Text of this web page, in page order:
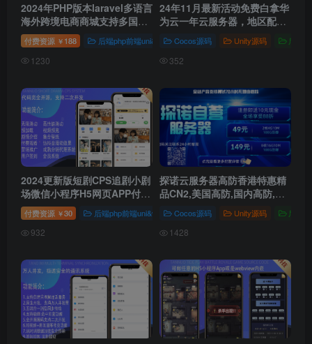
2024年PHP版本laravel多语言
海外跨境电商商城支持多国语
言插件导入一键铺货多商户入
驻付费资源 ￥ 188 后端php前端uni&vue
1230
24年11月最新活动免费白拿华
为云一年云服务器，地区配置
自选！Cocos源码 Unity源码 后端
352
2024更新版短剧CPS追剧小剧
场微信小程序H5网页APP付费
模式会员系统代理分销系统全
开源
付费资源 ￥30 后端php前端uni&vue 微信公众号 微信小程序
932
探诺云服务器高防香港特惠精
品CN2,美国高防,国内高防,大
Cocos源码 Unity源码 后端
1428